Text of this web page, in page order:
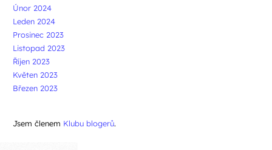
Únor 2024
Leden 2024
Prosinec 2023
Listopad 2023
Říjen 2023
Květen 2023
Březen 2023
Jsem členem Klubu blogerů.